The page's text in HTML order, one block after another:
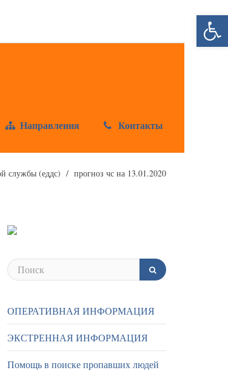
Направления Контакты
службы (еддс) прогноз чс на 13.01.2020
ОПЕРАТИВНАЯ ИНФОРМАЦИЯ
ЭКСТРЕННАЯ ИНФОРМАЦИЯ
Помощь в поиске пропавших людей